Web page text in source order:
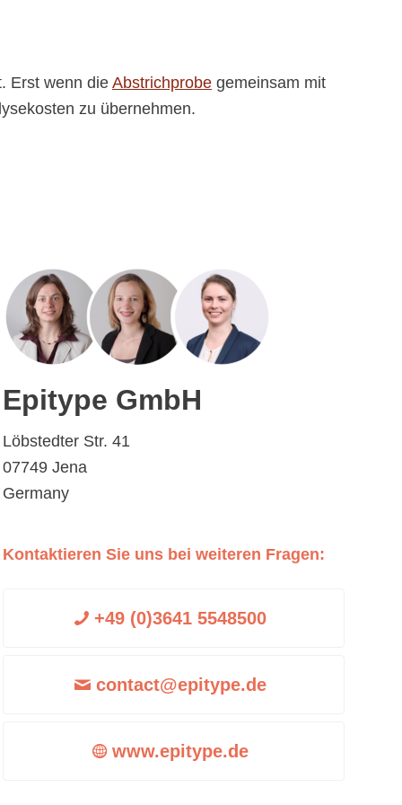
Erst wenn die Abstrichprobe gemeinsam mit
zu übernehmen.
Epitype GmbH
Löbstedter Str. 41
07749 Jena
Germany
Kontaktieren Sie uns bei weiteren Fragen:
+49 (0)3641 5548500
contact@epitype.de
www.epitype.de